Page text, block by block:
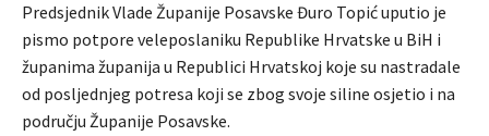
Predsjednik Vlade Županije Posavske Đuro Topić uputio je
pismo potpore veleposlaniku Republike Hrvatske u BiH i
županima županija u Republici Hrvatskoj koje su nastradale
od posljednjeg potresa koji se zbog svoje siline osjetio i na
području Županije Posavske.